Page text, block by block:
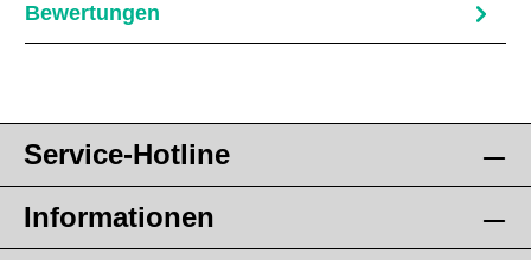
Bewertungen
Service-Hotline
Informationen